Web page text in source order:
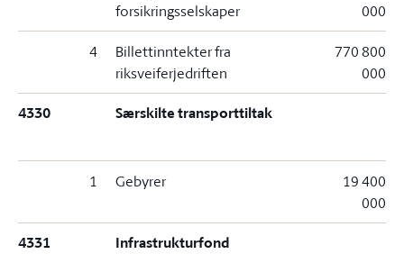
forsikringsselskaper
000
4
Billettinntekter fra
riksveiferjedriften
770 800
000
4330 Særskilte transporttiltak
1 Gebyrer
19 400
000
4331 Infrastrukturfond